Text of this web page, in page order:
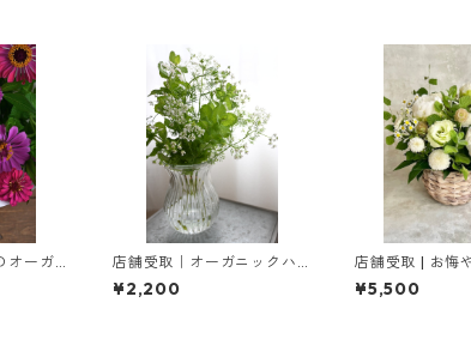
オーガ
店舗受取｜オーガニックハ
ーブのブーケ
¥2,200
店舗受取 | お悔
ジメント［ M ］
¥5,500